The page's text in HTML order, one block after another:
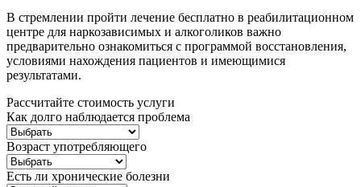
В стремлении пройти лечение бесплатно в реабилитационном
центре для наркозависимых и алкоголиков важно
предварительно ознакомиться с программой восстановления,
условиями нахождения пациентов и имеющимися
результатами.
Рассчитайте стоимость услуги
Как долго наблюдается проблема
Возраст употребляющего
Есть ли хронические болезни